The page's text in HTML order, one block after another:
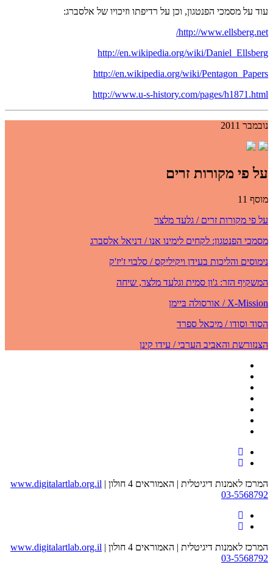
עוד על מסמכי הפנטגון, וכן על רדיפתו וזיכויו של אלסברג:
http://www.ellsberg.net/
http://en.wikipedia.org/wiki/Daniel_Ellsberg
http://en.wikipedia.org/wiki/Pentagon_Papers
http://www.u-s-history.com/pages/h1871.html
נובמבר 2011
על פי מקורות זרים
מוסף 11
על פי מקורות זרים / גלעד מלצר
מסמכי הפנטגון: לקחים לימינו אנו / דניאל אלסברג
נימוסים והליכות בעידן ויקיליקס / סלבוי ז'יז'ק
המשקיף הזר: ג'ון סמית וגלעד מלצר, שיחה
X-Mission / אורסולה בּיימן
הסוד וסודו / מיכאל ספרד
הצנזורשת והאביב הערבי / עידו קינן
המרכז לאמנות דיגיטלית | האמוראים 4 חולון www.digitalartlab.org.il |
03-5568792
המרכז לאמנות דיגיטלית | האמוראים 4 חולון www.digitalartlab.org.il |
03-5568792